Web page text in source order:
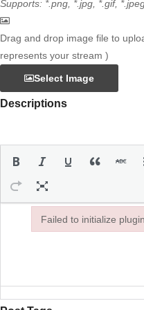
Supports: *.png, *.jpg, *.gif,
Drag and drop image file to
represents your stream )
Select Image
Descriptions
Failed to initialize
Failed to initialize